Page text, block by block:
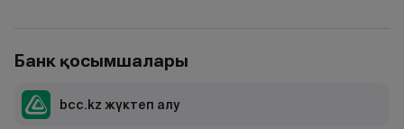
Банк қосымшалары
bcc.kz жүктеп алу